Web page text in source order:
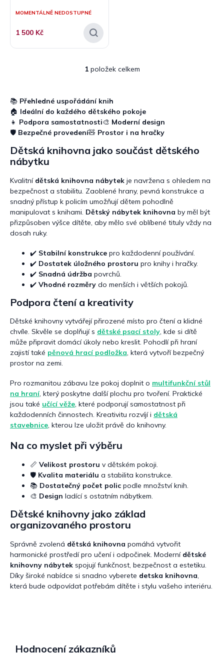
MOMENTÁLNĚ NEDOSTUPNÉ
1 500 Kč
O
á
d
a
c
p
k
y
v
ý
p
i
1položek celkem
📚 Přehledné uspořádání knih
🏠 Ideální do každého dětského pokoje
👧 Podpora samostatnosti🎨 Moderní design
🛡️ Bezpečné provedení🧸 Prostor i na hračky
Dětská knihovna jako součást dětského
nábytku
Kvalitní dětská knihovna nábytek je navržena s ohledem na
bezpečnost a stabilitu. Zaoblené hrany, pevná konstrukce a
snadný přístup k policím umožňují dětem pohodlně
manipulovat s knihami. Dětský nábytek knihovna by měl být
přizpůsoben výšce dítěte, aby mělo své oblíbené tituly vždy na
dosah ruky.
✔️ Stabilní konstrukce pro každodenní používání.
✔️ Dostatek úložného prostoru pro knihy i hračky.
✔️ Snadná údržba povrchů.
✔️ Vhodné rozměry do menších i větších pokojů.
Podpora čtení a kreativity
Dětské knihovny vytvářejí přirozené místo pro čtení a klidné
chvíle. Skvěle se doplňují s dětské psací stoly, kde si dítě
může připravit domácí úkoly nebo kreslit. Pohodlí při hraní
zajistí také pěnová hrací podložka, která vytvoří bezpečný
prostor na zemi.
Pro rozmanitou zábavu lze pokoj doplnit o multifunkční stůl
na hraní, který poskytne další plochu pro tvoření. Praktické
jsou také učící věže, které podporují samostatnost při
každodenních činnostech. Kreativitu rozvíjí i dětská
stavebnice, kterou lze uložit právě do knihovny.
Na co myslet při výběru
📏 Velikost prostoru v dětském pokoji.
🛡️ Kvalita materiálu a stabilita konstrukce.
📚 Dostatečný počet polic podle množství knih.
🎨 Design ladící s ostatním nábytkem.
Dětské knihovny jako základ
organizovaného prostoru
Správně zvolená dětská knihovna pomáhá vytvořit
harmonické prostředí pro učení i odpočinek. Moderní dětské
knihovny nábytek spojují funkčnost, bezpečnost a estetiku.
Díky široké nabídce si snadno vyberete detska knihovna,
která bude odpovídat potřebám dítěte i stylu vašeho interiéru.
Hodnocení zákazníků